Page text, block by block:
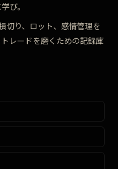
び。
切り、ロット、感情管理を
レードを磨くための記録庫